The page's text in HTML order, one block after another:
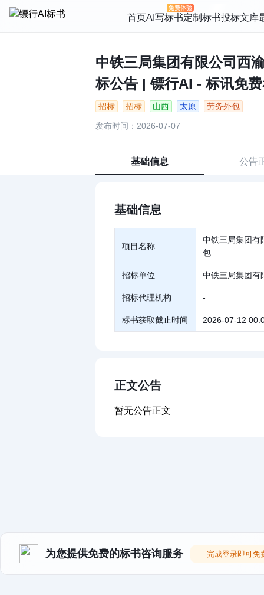
首页AI写标书定制标书投标文库
中铁三局集团有限公司西
标公告 | 镖行AI - 标讯免
招标 招标 山西 太原 劳务外包
发布时间：2026-07-07
基础信息 公告
基础信息
项目名称
中铁三局集团有
包
招标单位 中铁三局集团有
招标代理机构 -
标书获取截止时间 2026-07-12
正文公告
暂无公告正文
为您提供免费的标书咨询服务 完成登录即可免